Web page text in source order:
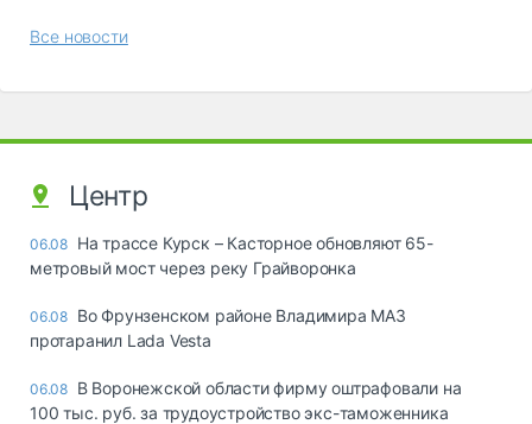
Все новости
Центр
06.08 На трассе Курск – Касторное обновляют 65-
метровый мост через реку Грайворонка
06.08 Во Фрунзенском районе Владимира МАЗ
протаранил Lada Vesta
06.08 В Воронежской области фирму оштрафовали на
100 тыс. руб. за трудоустройство экс-таможенника